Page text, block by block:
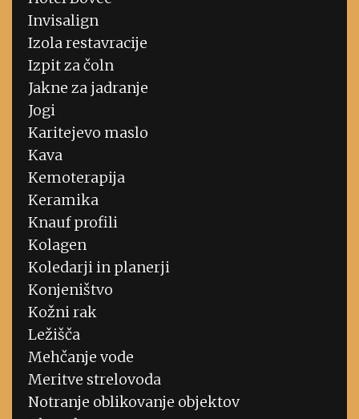
Invisalign
Izola restavracije
Izpit za čoln
Jakne za jadranje
Jogi
Karitejevo maslo
Kava
Kemoterapija
Keramika
Knauf profili
Kolagen
Koledarji in planerji
Konjeništvo
Kožni rak
Ležišča
Mehčanje vode
Meritve strelovoda
Notranje oblikovanje objektov